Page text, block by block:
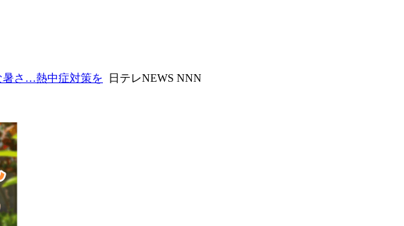
暑さ…熱中症対策を 日テレNEWS NNN